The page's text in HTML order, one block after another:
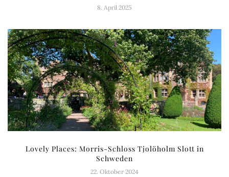
8. April 2025
Lovely Places: Morris-Schloss Tjolöholm Slott in
Schweden
22. Oktober 2024